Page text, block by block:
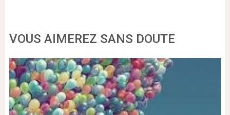
VOUS AIMEREZ SANS DOUTE